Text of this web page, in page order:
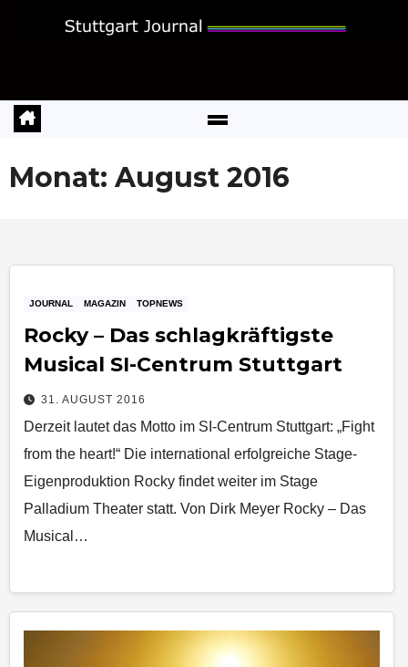
Monat: August 2016
JOURNAL MAGAZIN TOPNEWS
Rocky – Das schlagkräftigste
Musical SI-Centrum Stuttgart
31. AUGUST 2016
Derzeit lautet das Motto im SI-Centrum Stuttgart: „Fight
from the heart!“ Die international erfolgreiche Stage-
Eigenproduktion Rocky findet weiter im Stage
Palladium Theater statt. Von Dirk Meyer Rocky – Das
Musical…